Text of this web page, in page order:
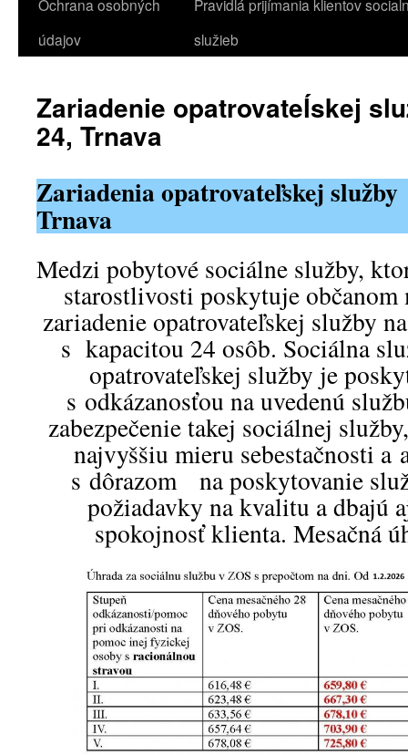
Ochrana osobných
údajov
Pravidlá prijímania klientov
služieb
Zariadenie opatrovateĺskej
24, Trnava
Zariadenia opatrovateľskej
Trnava
Medzi pobytové sociálne služby,
starostlivosti poskytuje občanom
zariadenie opatrovateľskej služby
s kapacitou 24 osôb. Sociálna
opatrovateľskej služby je
s odkázanosťou na uvedenú
zabezpečenie takej sociálnej
najvyššiu mieru sebestačnosti a
s dôrazom na poskytovanie
požiadavky na kvalitu a dbajú
spokojnosť klienta. Mesačná